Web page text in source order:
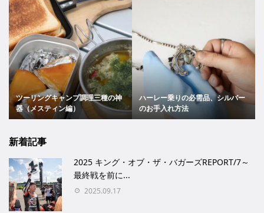
ツーリングキャンプ調理三種の神
器（メスティン編）
ハーレー乗りの必需品、シルバー
のお手入れ方法
新着記事
2025 キング・オブ・ザ・バガーズREPORT/7～
最終戦を前に...
2025.09.17